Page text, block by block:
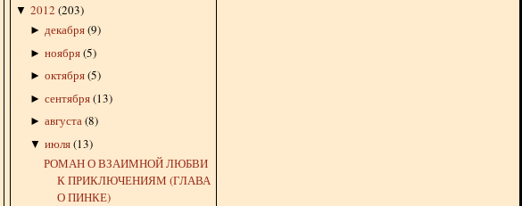
▼ 2012 (203)
► декабря(9)
► ноября(5)
► октября(5)
► сентября(13)
► августа(8)
▼ июля(13)
РОМАН О ВЗАИМНОЙ ЛЮБВИ
К ПРИКЛЮЧЕНИЯМ (ГЛАВА
О ПИНКЕ)